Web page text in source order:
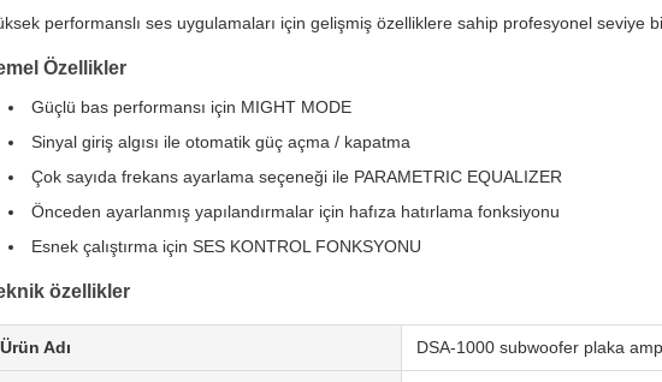
performanslı ses uygulamaları için gelişmiş özelliklere sahip profesyonel seviye
Özellikler
Güçlü bas performansı için MIGHT MODE
Sinyal giriş algısı ile otomatik güç açma / kapatma
Çok sayıda frekans ayarlama seçeneği ile PARAMETRIC EQUALIZER
Önceden ayarlanmış yapılandırmalar için hafıza hatırlama fonksiyonu
Esnek çalıştırma için SES KONTROL FONKSYONU
özellikler
Ürün Adı DSA-1000 subwoofer plaka